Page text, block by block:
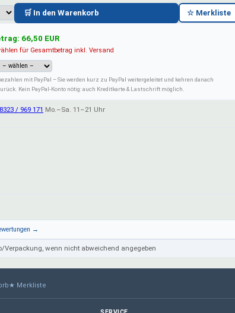
🛒 In den Warenkorb ☆ Merkliste
66,50 EUR
für Gesamtbetrag inkl. Versand
mit PayPal – Sie werden kurz zu PayPal weitergeleitet und kehren danach
Kein PayPal-Konto nötig: auch Kreditkarte & Lastschrift möglich.
/ 969 171 Mo.–Sa. 11–21 Uhr
→
wenn nicht abweichend angegeben
★ Merkliste